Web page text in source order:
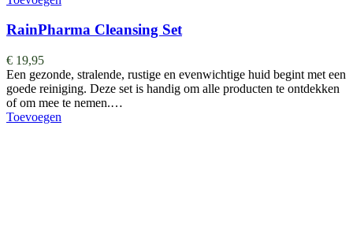
RainPharma Cleansing Set
€ 19,95
Een gezonde, stralende, rustige en evenwichtige huid begint met een
goede reiniging. Deze set is handig om alle producten te ontdekken
of om mee te nemen.…
Toevoegen